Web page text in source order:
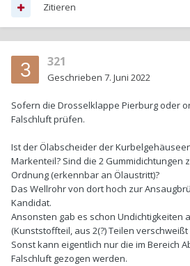
Zitieren
321
Geschrieben 7. Juni 2022
Sofern die Drosselklappe Pierburg oder
Falschluft prüfen.
Ist der Ölabscheider der
Markenteil? Sind die 2 Gummidichtungen
Ordnung (erkennbar an Ölaustritt)?
Das Wellrohr von dort hoch zur
Kandidat.
Ansonsten gab es schon Undichtigkeiten
(Kunststoffteil, aus 2(?) Teilen
Sonst kann eigentlich nur die im Bereich
Falschluft gezogen werden.